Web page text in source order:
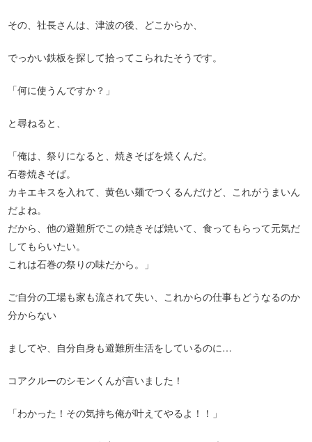
その、社長さんは、津波の後、どこからか、
でっかい鉄板を探して拾ってこられたそうです。
「何に使うんですか？」
と尋ねると、
「俺は、祭りになると、焼きそばを焼くんだ。
石巻焼きそば。
カキエキスを入れて、黄色い麺でつくるんだけど、これがうまいん
だよね。
だから、他の避難所でこの焼きそば焼いて、食ってもらって元気だ
してもらいたい。
これは石巻の祭りの味だから。」
ご自分の工場も家も流されて失い、これからの仕事もどうなるのか
分からない
ましてや、自分自身も避難所生活をしているのに…
コアクルーのシモンくんが言いました！
「わかった！その気持ち俺が叶えてやるよ！！」